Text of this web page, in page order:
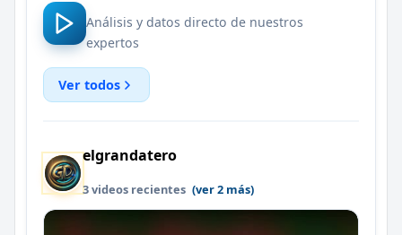
Análisis y datos directo de nuestros
expertos
Ver todos
elgrandatero
3 videos recientes (ver 2 más)